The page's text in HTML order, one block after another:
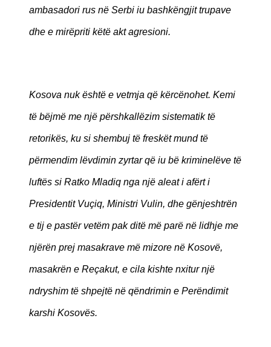
ambasadori rus në Serbi iu bashkëngjit trupave
dhe e mirëpriti këtë akt agresioni.
Kosova nuk është e vetmja që kërcënohet. Kemi
të bëjmë me një përshkallëzim sistematik të
retorikës, ku si shembuj të freskët mund të
përmendim lëvdimin zyrtar që iu bë kriminelëve të
luftës si Ratko Mladiq nga një aleat i afërt i
Presidentit Vuçiq, Ministri Vulin, dhe gënjeshtrën
e tij e pastër vetëm pak ditë më parë në lidhje me
njërën prej masakrave më mizore në Kosovë,
masakrën e Reçakut, e cila kishte nxitur një
ndryshim të shpejtë në qëndrimin e Perëndimit
karshi Kosovës.